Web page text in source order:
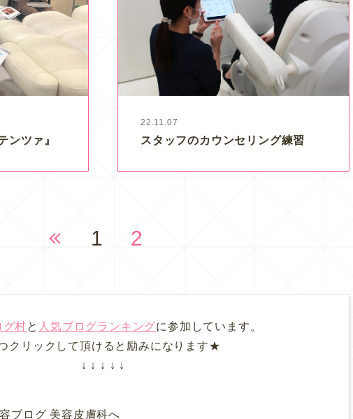
ンツァ』
22.11.07
スタッフのカウンセリング練習
1 2
グ村と 人気ブログランキングに参加しています。
クリックして頂けると励みになります★
↓ ↓ ↓ ↓ ↓